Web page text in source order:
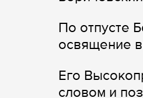
По отпусте
освящение
Его
словом и